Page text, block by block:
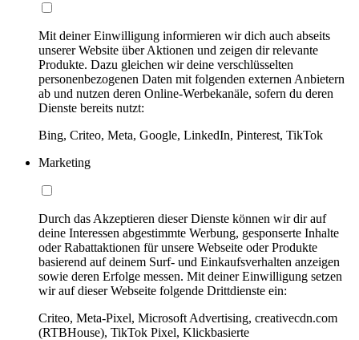
Mit deiner Einwilligung informieren wir dich auch abseits
unserer Website über Aktionen und zeigen dir relevante
Produkte. Dazu gleichen wir deine verschlüsselten
personenbezogenen Daten mit folgenden externen Anbietern
ab und nutzen deren Online-Werbekanäle, sofern du deren
Dienste bereits nutzt:
Bing, Criteo, Meta, Google, LinkedIn, Pinterest, TikTok
Marketing
Durch das Akzeptieren dieser Dienste können wir dir auf
deine Interessen abgestimmte Werbung, gesponserte Inhalte
oder Rabattaktionen für unsere Webseite oder Produkte
basierend auf deinem Surf- und Einkaufsverhalten anzeigen
sowie deren Erfolge messen. Mit deiner Einwilligung setzen
wir auf dieser Webseite folgende Drittdienste ein:
Criteo, Meta-Pixel, Microsoft Advertising, creativecdn.com
(RTBHouse), TikTok Pixel, Klickbasierte